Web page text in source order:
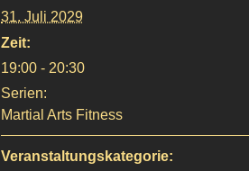
31. Juli 2029
Zeit:
19:00 - 20:30
Serien:
Martial Arts Fitness
Veranstaltungskategorie: